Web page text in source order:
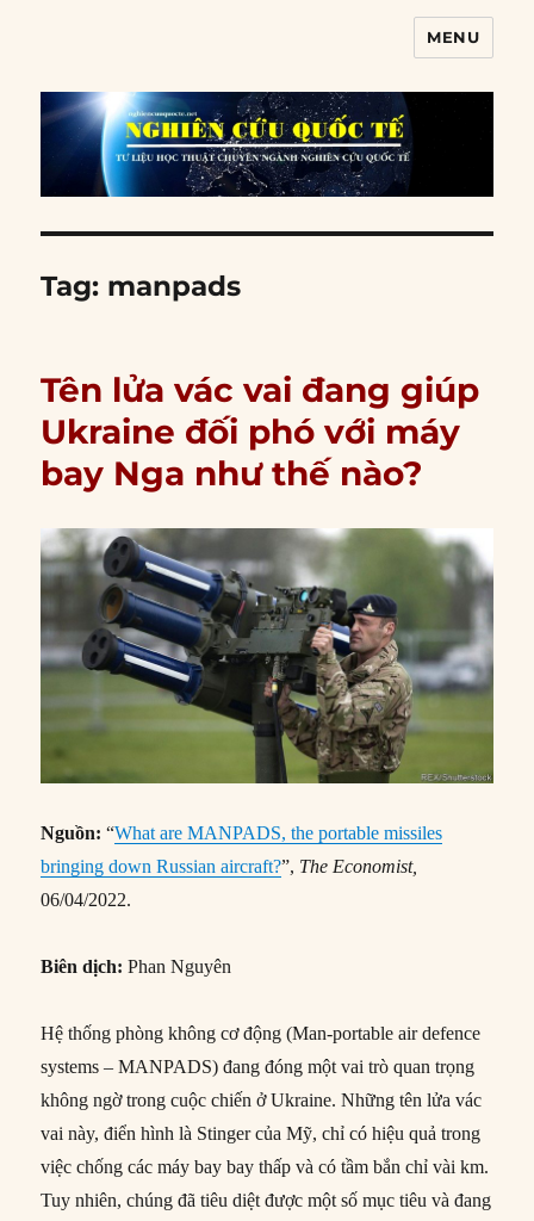
MENU
Tag: manpads
Tên lửa vác vai đang giúp
Ukraine đối phó với máy
bay Nga như thế nào?
Nguồn: “What are MANPADS, the portable missiles
bringing down Russian aircraft?”, The Economist,
06/04/2022.
Biên dịch:Phan Nguyên
Hệ thống phòng không cơ động (Man-portable air defence
systems – MANPADS) đang đóng một vai trò quan trọng
không ngờ trong cuộc chiến ở Ukraine. Những tên lửa vác
vai này, điển hình là Stinger của Mỹ, chỉ có hiệu quả trong
việc chống các máy bay bay thấp và có tầm bắn chỉ vài km.
Tuy nhiên, chúng đã tiêu diệt được một số mục tiêu và đang